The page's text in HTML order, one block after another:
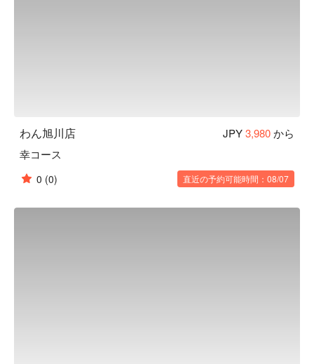
ダです。野菜を先に食べることでその後の糖質の吸収を穏や
かにし、急激な血糖値の上昇や糖の摂り過ぎを防ぐことがで
きます。おかわり自由で、ドレッシングも指定できます。
陶器のビール ：くいもの屋わんのビールは陶器で提供いた
わん旭川店 JPY3,980から
幸コース
0 (0) 直近の予約可能時間：08/07